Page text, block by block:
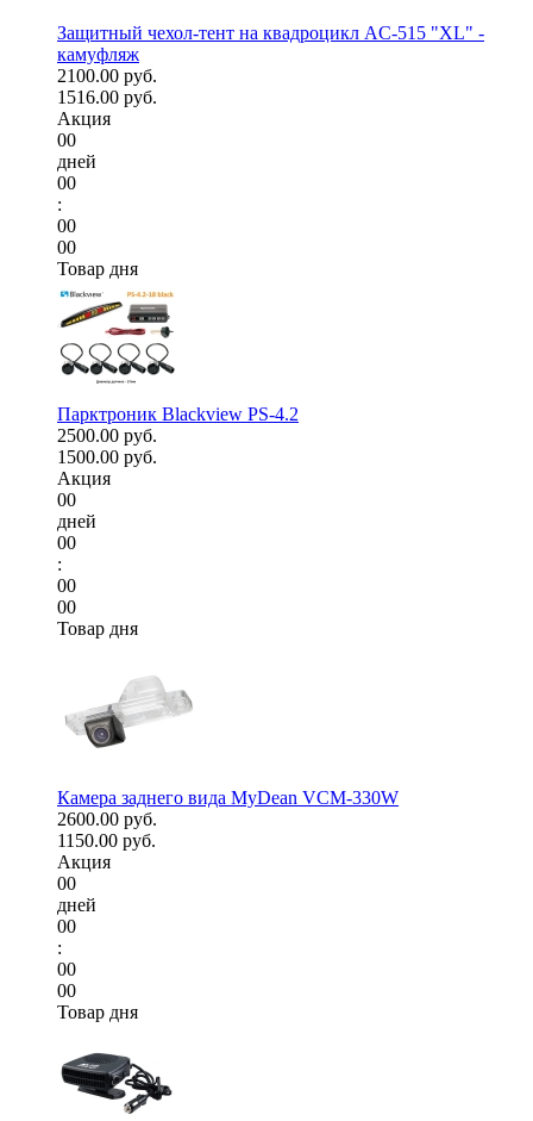
Защитный чехол-тент на квадроцикл AC-515 "XL" -
камуфляж
2100.00 руб.
1516.00 руб.
Акция
00
дней
00
:
00
00
Товар дня
Парктроник Blackview PS-4.2
2500.00 руб.
1500.00 руб.
Акция
00
дней
00
:
00
00
Товар дня
Камера заднего вида MyDean VCM-330W
2600.00 руб.
1150.00 руб.
Акция
00
дней
00
:
00
00
Товар дня